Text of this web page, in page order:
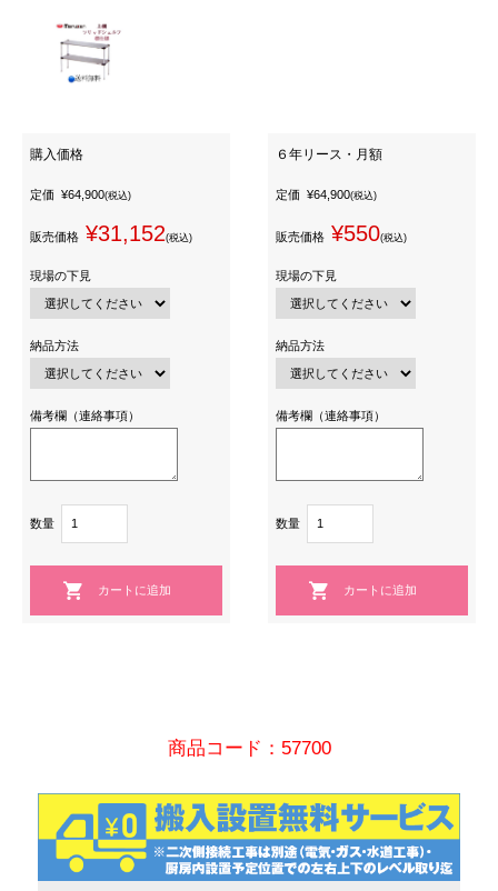
購入価格
定価 ¥64,900(税込)
販売価格 ¥31,152(税込)
現場の下見
納品方法
備考欄（連絡事項）
数量
６年リース・月額
定価 ¥64,900(税込)
販売価格 ¥550(税込)
現場の下見
納品方法
備考欄（連絡事項）
数量
商品コード：57700